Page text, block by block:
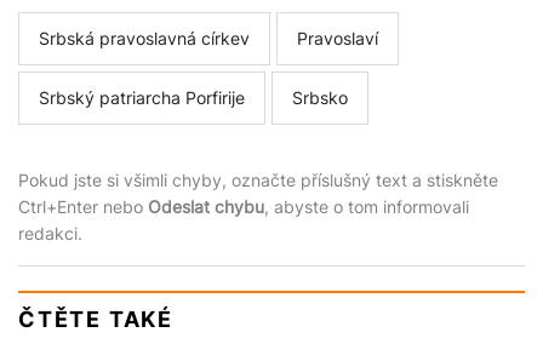
Srbská pravoslavná církev Pravoslaví
Srbský patriarcha Porfirije Srbsko
Pokud jste si všimli chyby, označte příslušný text a stiskněte
Ctrl+Enter nebo Odeslat chybu, abyste o tom informovali
redakci.
ČTĚTE TAKÉ